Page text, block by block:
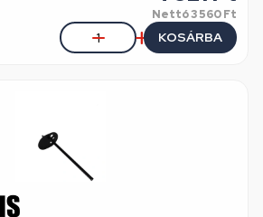
Nettó3 560 Ft
KOSÁRBA